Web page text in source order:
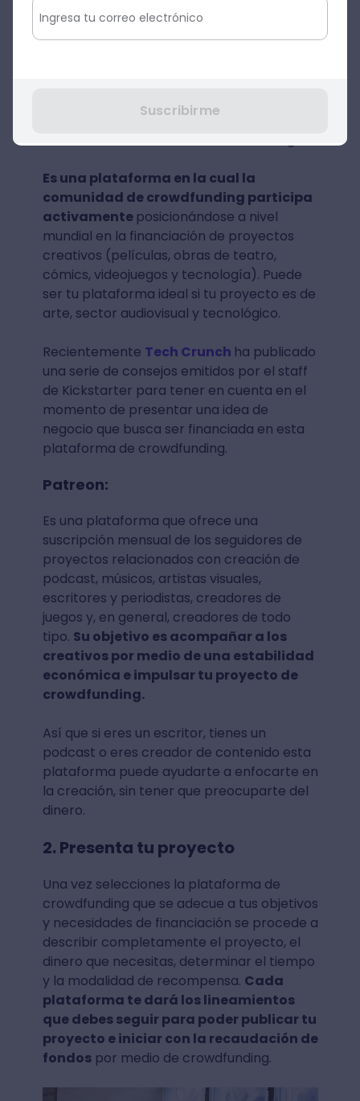
Con su lema “Kickstarter existe para
ayudar a hacer realidad proyectos
acompañamiento para que se concreten
dichas ideas en la realidad. Dando un
funcionamiento exitoso al crowdfunding.
Es una plataforma en la cual la
comunidad de crowdfunding participa
activamente posicionándose a nivel
mundial en la financiación de proyectos
creativos (películas, obras de teatro,
cómics, videojuegos y tecnología). Puede
ser tu plataforma ideal si tu proyecto es de
arte, sector audiovisual y tecnológico.
Recientemente Tech Crunch ha publicado
una serie de consejos emitidos por el staff
de Kickstarter para tener en cuenta en el
momento de presentar una idea de
negocio que busca ser financiada en esta
plataforma de crowdfunding.
Patreon:
Es una plataforma que ofrece una
suscripción mensual de los seguidores de
proyectos relacionados con creación de
podcast, músicos, artistas visuales,
escritores y periodistas, creadores de
juegos y, en general, creadores de todo
tipo. Su objetivo es acompañar a los
creativos por medio de una estabilidad
económica e impulsar tu proyecto de
crowdfunding.
Así que si eres un escritor, tienes un
podcast o eres creador de contenido esta
plataforma puede ayudarte a enfocarte en
la creación, sin tener que preocuparte del
dinero.
2. Presenta tu proyecto
Una vez selecciones la plataforma de
crowdfunding que se adecue a tus objetivos
y necesidades de financiación se procede a
describir completamente el proyecto, el
dinero que necesitas, determinar el tiempo
y la modalidad de recompensa. Cada
plataforma te dará los lineamientos
que debes seguir para poder publicar tu
proyecto e iniciar con la recaudación de
fondospor medio de crowdfunding.
Suscribirme